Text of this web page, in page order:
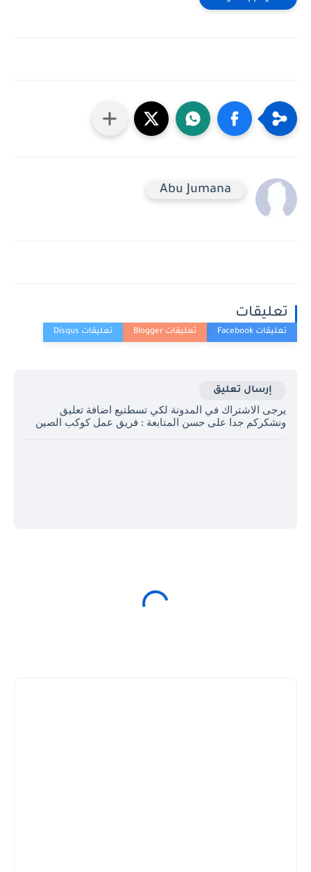
Abu Jumana
تعليقات
إرسال تعليق
يرجى الاشتراك في المدونة لكي تسطتيع اضافة تعليق
ونشكركم جدا على حسن المتابعة : فريق عمل كوكب الصين